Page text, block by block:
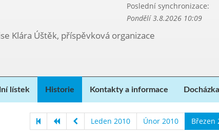
Poslední synchronizace:
Pondělí 3.8.2026 10:09
Klára Úštěk, příspěvková organizace
lístek Historie Kontakty a informace Docházka
Leden 2010 Únor 2010 Březen